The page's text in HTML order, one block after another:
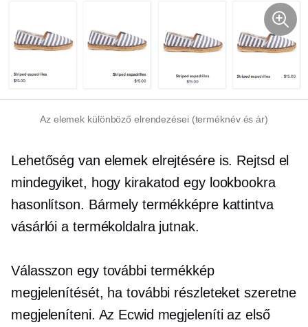
Az elemek különböző elrendezései (terméknév és ár)
Lehetőség van elemek elrejtésére is. Rejtsd el
mindegyiket, hogy kirakatod egy lookbookra
hasonlítson. Bármely termékképre kattintva
vásárlói a termékoldalra jutnak.
Válasszon egy további termékkép
megjelenítését, ha további részleteket szeretne
megjeleníteni. Az Ecwid megjeleníti az első